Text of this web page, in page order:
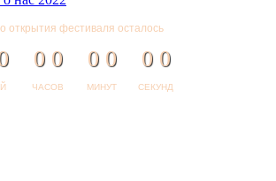
открытия фестиваля осталось
ЧАСОВ
0 0
МИНУТ
0 0
СЕКУНД
0 0